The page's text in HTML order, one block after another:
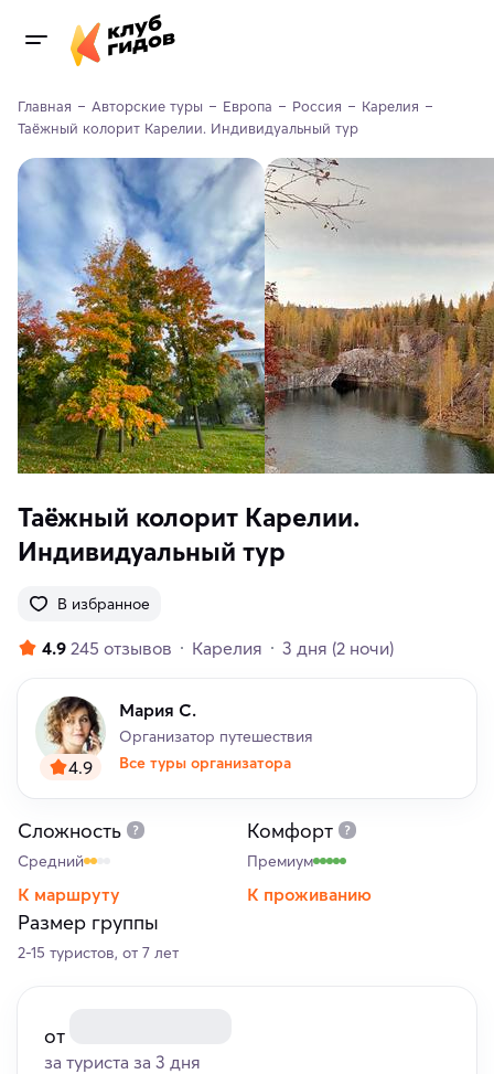
Главная Авторские туры Европа Россия
Карелия
Таёжный колорит Карелии. Индивидуальный тур
Таёжный колорит Карелии.
Индивидуальный тур
В избранное
4.9 245 отзывов Карелия 3 дня (2 ночи)
4.9
Мария С.
Организатор путешествия
Все туры организатора
Сложность
Средний
К маршруту
Комфорт
Премиум
К проживанию
Размер группы
2-15 туристов, от 7 лет
от
за туриста за 3 дня